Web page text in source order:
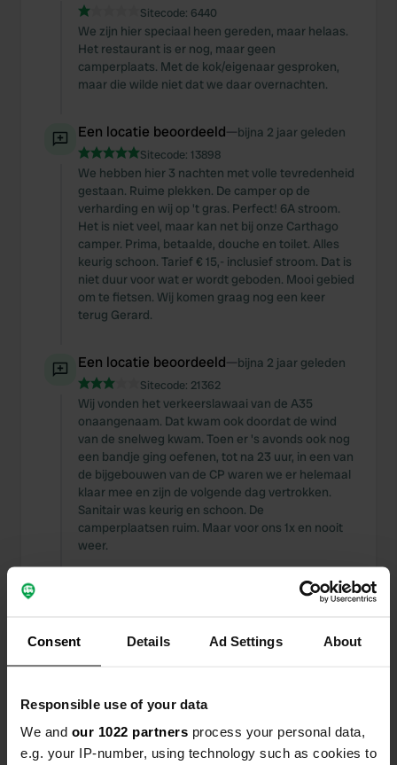
Consent Details Ad Settings About
Responsible use of your data
We and our 1022 partners process your personal data,
e.g. your IP-number, using technology such as cookies to
Sitecode: 6440
We zijn hier speciaal heen gereden, maar helaas.
Het restaurant is er nog, maar geen
camperplaats. Met de kok/eigenaar gesproken,
maar die wilde niet dat we daar overnachten.
Een locatie beoordeeld—bijna 2 jaar geleden
Sitecode: 13898
We hebben hier 3 nachten met volle tevredenheid
gestaan. Ruime plekken. De camper op de
verharding en wij op 't gras. Perfect! 6A stroom.
Het is niet veel, maar kan net bij onze Carthago
camper. Prima, betaalde, douche en toilet. Alles
keurig schoon. Tarief € 15,- inclusief stroom. Dat is
niet duur voor wat er wordt geboden. Mooi gebied
om te fietsen. Wij komen graag nog een keer
terug Gerard.
Een locatie beoordeeld—bijna 2 jaar geleden
Sitecode: 21362
Wij vonden het verkeerslawaai van de A35
onaangenaam. Dat kwam ook doordat de wind
van de snelweg kwam. Toen er 's avonds ook nog
een bandje ging oefenen, tot na 23 uur, in een van
de bijgebouwen van de CP waren we er helemaal
klaar mee en zijn de volgende dag vertrokken.
Sanitair was keurig en schoon. De
camperplaatsen ruim. Maar voor ons 1x en nooit
weer.
ongeveer 2 jaar